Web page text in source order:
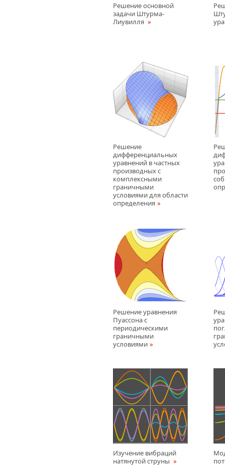
Решение основной
задачи Штурма-
Лиувилля
Решение
дифференциальных
уравнений в частных
производных с
комплексными
граничными
условиями для области
определения
Решение уравнения
Пуассона с
периодическими
граничными
условиями
Изучение вибраций
натянутой струны